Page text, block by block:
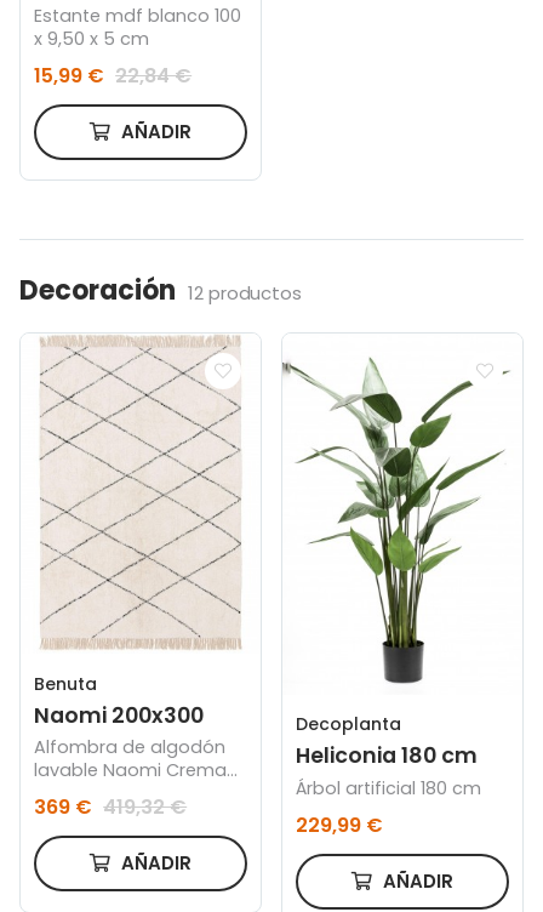
Estante mdf blanco 100
x 9,50 x 5 cm
15,99 € 22,84 €
AÑADIR
Decoración 12 productos
Benuta
Naomi 200x300
Alfombra de algodón
lavable Naomi Crema
200x300
369 € 419,32 €
AÑADIR
Decoplanta
Heliconia 180 cm
Árbol artificial 180 cm
229,99 €
AÑADIR